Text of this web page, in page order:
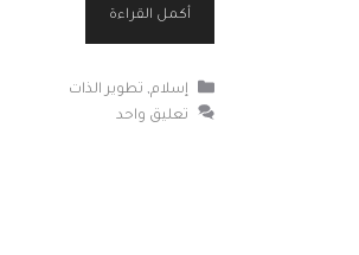
أكمل القراءة
التصنيفات
إسلام, تطوير الذات
تعليق واحد